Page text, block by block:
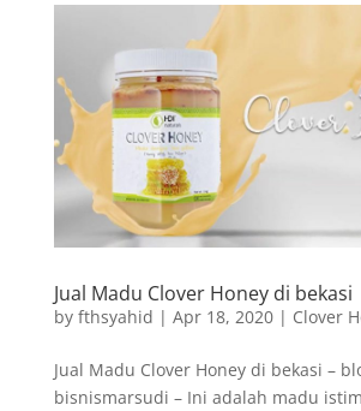
Jual Madu Clover Honey di bekasi
by fthsyahid | Apr 18, 2020| Clover
Jual Madu Clover Honey di bekasi –
bisnismarsudi – Ini adalah madu